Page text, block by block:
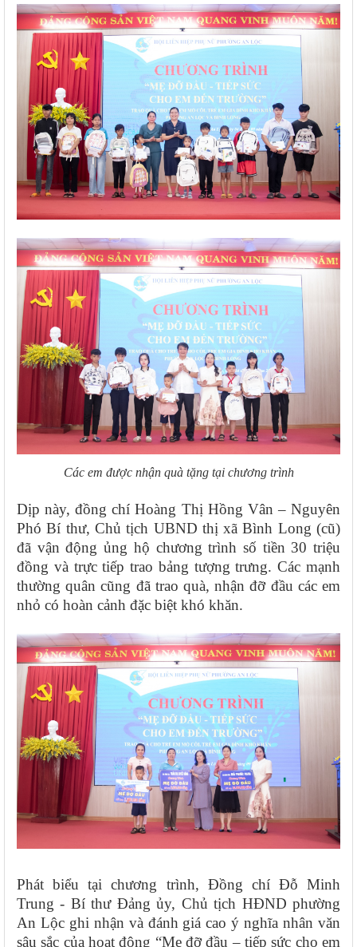
Các em được nhận quà tặng tại chương trình
Dịp này, đồng chí Hoàng Thị Hồng Vân – Nguyên
Phó Bí thư, Chủ tịch UBND thị xã Bình Long (cũ)
đã vận động ủng hộ chương trình số tiền 30 triệu
đồng và trực tiếp trao bảng tượng trưng. Các mạnh
thường quân cũng đã trao quà, nhận đỡ đầu các em
nhỏ có hoàn cảnh đặc biệt khó khăn.
Phát biểu tại chương trình, Đồng chí Đỗ Minh
Trung - Bí thư Đảng ủy, Chủ tịch HĐND phường
An Lộc ghi nhận và đánh giá cao ý nghĩa nhân văn
sâu sắc của hoạt động “Mẹ đỡ đầu – tiếp sức cho em